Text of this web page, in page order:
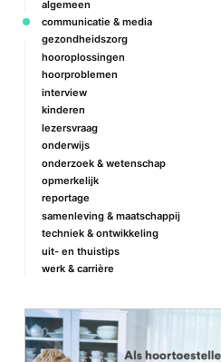
algemeen
communicatie & media
gezondheidszorg
hooroplossingen
hoorproblemen
interview
kinderen
lezersvraag
onderwijs
onderzoek & wetenschap
opmerkelijk
reportage
samenleving & maatschappij
techniek & ontwikkeling
uit- en thuistips
werk & carrière